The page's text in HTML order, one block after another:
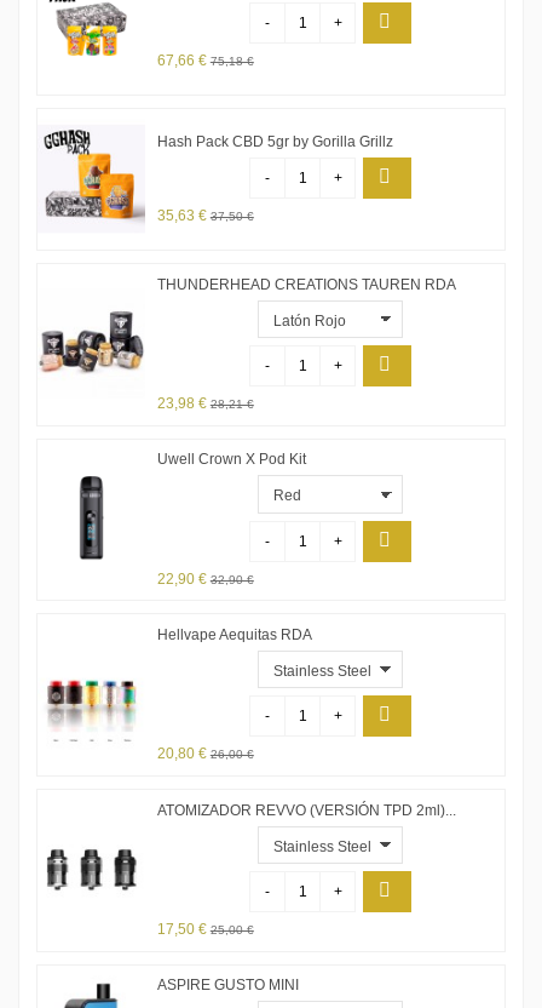
- +
67,66 € 75,18 €
Hash Pack CBD 5gr by Gorilla Grillz
- +
35,63 € 37,50 €
THUNDERHEAD CREATIONS TAUREN RDA
- +
23,98 € 28,21 €
Uwell Crown X Pod Kit
- +
22,90 € 32,90 €
Hellvape Aequitas RDA
- +
20,80 € 26,00 €
ATOMIZADOR REVVO (VERSIÓN TPD 2ml)...
- +
17,50 € 25,00 €
ASPIRE GUSTO MINI